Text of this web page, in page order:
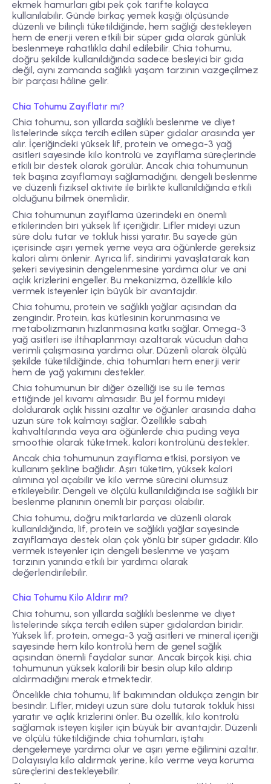
ekmek hamurları gibi pek çok tarifte kolayca
kullanılabilir. Günde birkaç yemek kaşığı ölçüsünde
düzenli ve bilinçli tüketildiğinde, hem sağlığı destekleyen
hem de enerji veren etkili bir süper gıda olarak günlük
beslenmeye rahatlıkla dahil edilebilir. Chia tohumu,
doğru şekilde kullanıldığında sadece besleyici bir gıda
değil, aynı zamanda sağlıklı yaşam tarzının vazgeçilmez
bir parçası hâline gelir.
Chia Tohumu Zayıflatır mı?
Chia tohumu, son yıllarda sağlıklı beslenme ve diyet
listelerinde sıkça tercih edilen süper gıdalar arasında yer
alır. İçeriğindeki yüksek lif, protein ve omega-3 yağ
asitleri sayesinde kilo kontrolü ve zayıflama süreçlerinde
etkili bir destek olarak görülür. Ancak chia tohumunun
tek başına zayıflamayı sağlamadığını, dengeli beslenme
ve düzenli fiziksel aktivite ile birlikte kullanıldığında etkili
olduğunu bilmek önemlidir.
Chia tohumunun zayıflama üzerindeki en önemli
etkilerinden biri yüksek lif içeriğidir. Lifler mideyi uzun
süre dolu tutar ve tokluk hissi yaratır. Bu sayede gün
içerisinde aşırı yemek yeme veya ara öğünlerde gereksiz
kalori alımı önlenir. Ayrıca lif, sindirimi yavaşlatarak kan
şekeri seviyesinin dengelenmesine yardımcı olur ve ani
açlık krizlerini engeller. Bu mekanizma, özellikle kilo
vermek isteyenler için büyük bir avantajdır.
Chia tohumu, protein ve sağlıklı yağlar açısından da
zengindir. Protein, kas kütlesinin korunmasına ve
metabolizmanın hızlanmasına katkı sağlar. Omega-3
yağ asitleri ise iltihaplanmayı azaltarak vücudun daha
verimli çalışmasına yardımcı olur. Düzenli olarak ölçülü
şekilde tüketildiğinde, chia tohumları hem enerji verir
hem de yağ yakımını destekler.
Chia tohumunun bir diğer özelliği ise su ile temas
ettiğinde jel kıvamı almasıdır. Bu jel formu mideyi
doldurarak açlık hissini azaltır ve öğünler arasında daha
uzun süre tok kalmayı sağlar. Özellikle sabah
kahvaltılarında veya ara öğünlerde chia puding veya
smoothie olarak tüketmek, kalori kontrolünü destekler.
Ancak chia tohumunun zayıflama etkisi, porsiyon ve
kullanım şekline bağlıdır. Aşırı tüketim, yüksek kalori
alımına yol açabilir ve kilo verme sürecini olumsuz
etkileyebilir. Dengeli ve ölçülü kullanıldığında ise sağlıklı bir
beslenme planının önemli bir parçası olabilir.
Chia tohumu, doğru miktarlarda ve düzenli olarak
kullanıldığında, lif, protein ve sağlıklı yağlar sayesinde
zayıflamaya destek olan çok yönlü bir süper gıdadır. Kilo
vermek isteyenler için dengeli beslenme ve yaşam
tarzının yanında etkili bir yardımcı olarak
değerlendirilebilir.
Chia Tohumu Kilo Aldırır mı?
Chia tohumu, son yıllarda sağlıklı beslenme ve diyet
listelerinde sıkça tercih edilen süper gıdalardan biridir.
Yüksek lif, protein, omega-3 yağ asitleri ve mineral içeriği
sayesinde hem kilo kontrolü hem de genel sağlık
açısından önemli faydalar sunar. Ancak birçok kişi, chia
tohumunun yüksek kalorili bir besin olup kilo aldırıp
aldırmadığını merak etmektedir.
Öncelikle chia tohumu, lif bakımından oldukça zengin bir
besindir. Lifler, mideyi uzun süre dolu tutarak tokluk hissi
yaratır ve açlık krizlerini önler. Bu özellik, kilo kontrolü
sağlamak isteyen kişiler için büyük bir avantajdır. Düzenli
ve ölçülü tüketildiğinde chia tohumları, iştahı
dengelemeye yardımcı olur ve aşırı yeme eğilimini azaltır.
Dolayısıyla kilo aldırmak yerine, kilo verme veya koruma
süreçlerini destekleyebilir.